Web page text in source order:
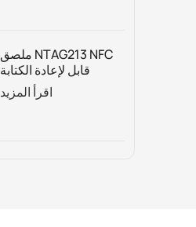
ملصق NTAG213 NFC
قابل لإعادة الكتابة
حسب الطلب للتغليف
الذكي والتسويق الرقمي
اقرأ المزيد